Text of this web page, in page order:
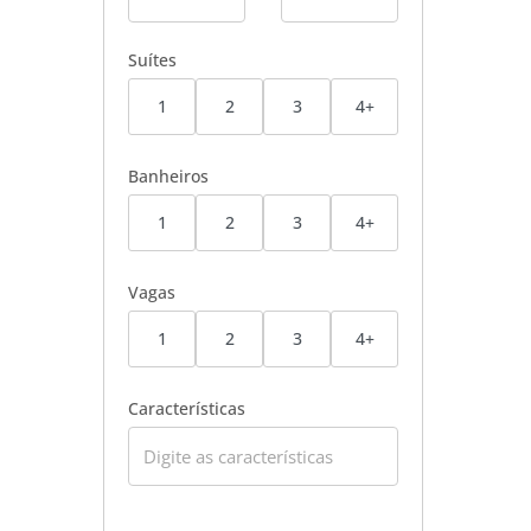
Suítes
1 2 3 4+
Banheiros
1 2 3 4+
Vagas
1 2 3 4+
Características